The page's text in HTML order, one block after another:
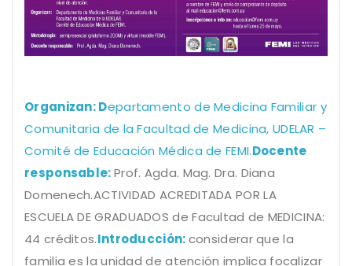
Organizan: Departamento de Medicina Familiar y
Comunitaria de la Facultad de Medicina, UDELAR –
Comité de Educación Médica de FEMI.Docente
responsable:Prof. Agda. Mag. Dra. Diana
Domenech.ACTIVIDAD ACREDITADA POR LA
ESCUELA DE GRADUADOS de Facultad de MEDICINA:
44 créditos.Introducción:considerar que la
familia es la unidad de atención implica focalizar